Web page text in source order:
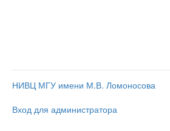
НИВЦ МГУ имени М.В. Ломоносова
Вход для администратора